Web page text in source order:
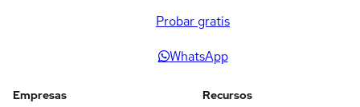
Probar gratis
WhatsApp
Empresas Recursos